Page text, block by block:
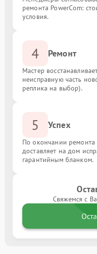
ремонта PowerCom:
условия.
4 Ремонт
Мастер
неисправную часть
реплика на выбор).
5 Успех
По окончании ремонта
доставляет на дом
гарантийным бланком.
Свяжемся с